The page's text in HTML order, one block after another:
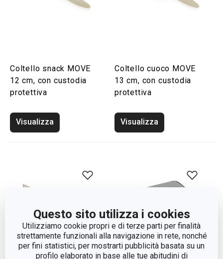
Questo sito utilizza i cookies
Utilizziamo cookie propri e di terze parti per finalità
strettamente funzionali alla navigazione in rete, nonché
per fini statistici, per mostrarti pubblicità basata su un
profilo elaborato in base alle tue abitudini di
Coltello snack MOVE
12 cm, con custodia
protettiva
Visualizza
Coltello cuoco MOVE
13 cm, con custodia
protettiva
Visualizza